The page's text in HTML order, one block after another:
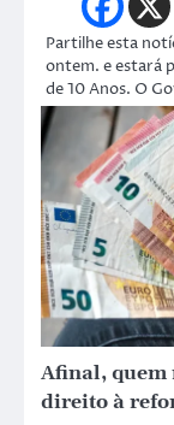
Partilhe esta
ontem. e estará
de 10 Anos. O
Afinal, quem
direito à